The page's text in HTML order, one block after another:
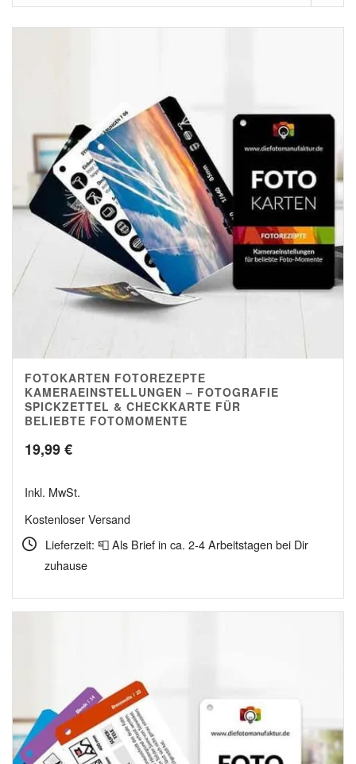
4.97
FOTOKARTEN FOTOREZEPTE
KAMERAEINSTELLUNGEN – FOTOGRAFIE
SPICKZETTEL & CHECKKARTE FÜR
BELIEBTE FOTOMOMENTE
19,99€
Inkl. MwSt.
Kostenloser Versand
Lieferzeit: 📮 Als Brief in ca. 2-4 Arbeitstagen bei Dir
zuhause